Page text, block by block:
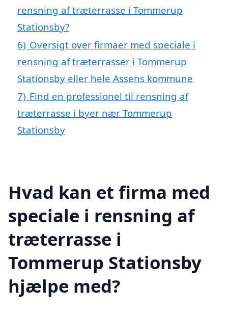
rensning af træterrasse i Tommerup
Stationsby?
6) Oversigt over firmaer med speciale i
rensning af træterrasser i Tommerup
Stationsby eller hele Assens kommune
7) Find en professionel til rensning af
træterrasse i byer nær Tommerup
Stationsby
Hvad kan et firma med
speciale i rensning af
træterrasse i
Tommerup Stationsby
hjælpe med?